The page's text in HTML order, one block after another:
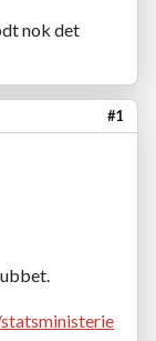
nok det
#1